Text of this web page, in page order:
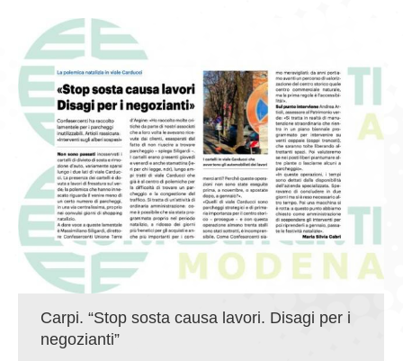
Carpi. “Stop sosta causa lavori. Disagi per i
negozianti”